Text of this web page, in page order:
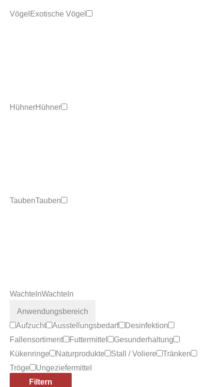
Vögel Exotische Vögel
HühnerHühner
TaubenTauben
WachtelnWachteln
Anwendungsbereich
Aufzucht
Ausstellungsbedarf
Desinfektion
Fallensortiment
Futtermittel
Gesunderhaltung
Kükenringe
Naturprodukte Stall / Voliere
Tränken
Tröge
Ungeziefermittel
Filtern